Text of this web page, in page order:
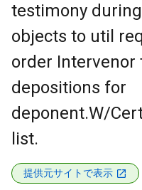
testimony
objects to util
order Intervenor
depositions for
deponent.W/
list.
提供元サイトで表示